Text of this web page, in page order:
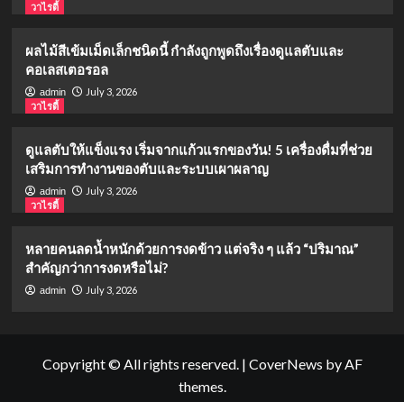
วาไรตี้
ผลไม้สีเข้มเม็ดเล็กชนิดนี้ กำลังถูกพูดถึงเรื่องดูแลตับและ
คอเลสเตอรอล
admin
July 3, 2026
วาไรตี้
ดูแลตับให้แข็งแรง เริ่มจากแก้วแรกของวัน! 5 เครื่องดื่มที่ช่วย
เสริมการทำงานของตับและระบบเผาผลาญ
admin
July 3, 2026
วาไรตี้
หลายคนลดน้ำหนักด้วยการงดข้าว แต่จริง ๆ แล้ว “ปริมาณ”
สำคัญกว่าการงดหรือไม่?
admin July 3, 2026
Copyright © All rights reserved. | CoverNews by AF
themes.